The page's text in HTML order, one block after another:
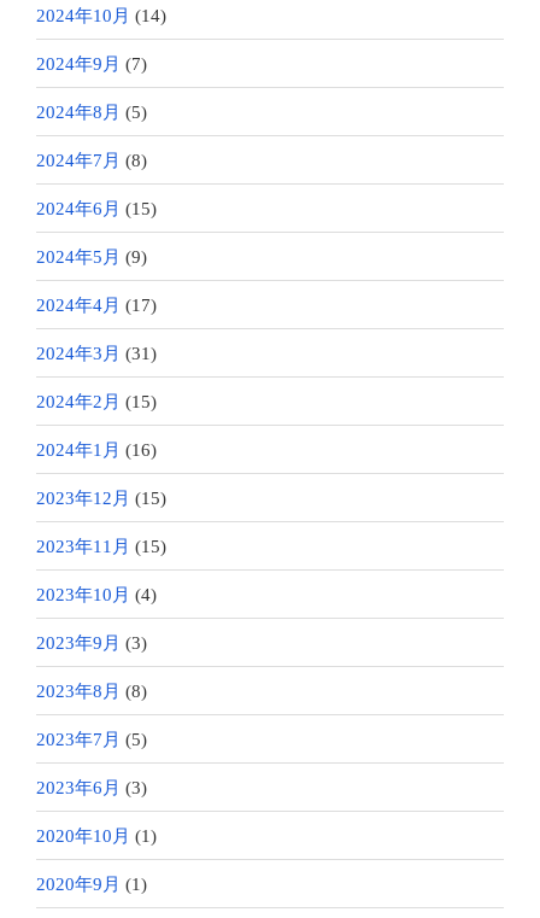
2024年10月 (14)
2024年9月 (7)
2024年8月 (5)
2024年7月 (8)
2024年6月 (15)
2024年5月 (9)
2024年4月 (17)
2024年3月 (31)
2024年2月 (15)
2024年1月 (16)
2023年12月 (15)
2023年11月 (15)
2023年10月 (4)
2023年9月 (3)
2023年8月 (8)
2023年7月 (5)
2023年6月 (3)
2020年10月 (1)
2020年9月 (1)